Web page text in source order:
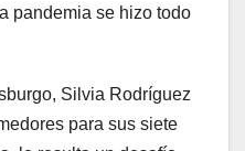
pandemia se hizo todo
Silvia Rodríguez
para sus siete